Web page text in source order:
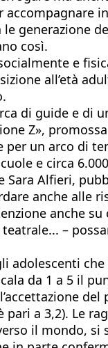
generazione
così.
e
all’età
di guide e di
Z»,
per un arco di
e circa
Sara Alfieri,
anche alle
anche
–
adolescenti
da 1 a 5 il
del
a 3,2). Le
il mondo, si